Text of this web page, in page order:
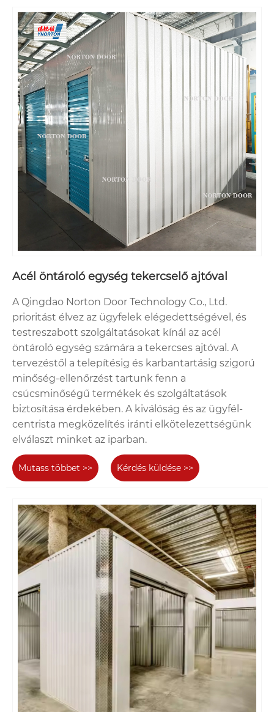
Acél öntároló egység tekercselő ajtóval
A Qingdao Norton Door Technology Co., Ltd.
prioritást élvez az ügyfelek elégedettségével, és
testreszabott szolgáltatásokat kínál az acél
öntároló egység számára a tekercses ajtóval. A
tervezéstől a telepítésig és karbantartásig szigorú
minőség-ellenőrzést tartunk fenn a
csúcsminőségű termékek és szolgáltatások
biztosítása érdekében. A kiválóság és az ügyfél-
centrista megközelítés iránti elkötelezettségünk
elválaszt minket az iparban.
Mutass többet >> Kérdés küldése >>